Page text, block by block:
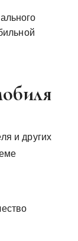
и других